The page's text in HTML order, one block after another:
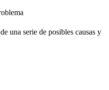
una serie de posibles causas y